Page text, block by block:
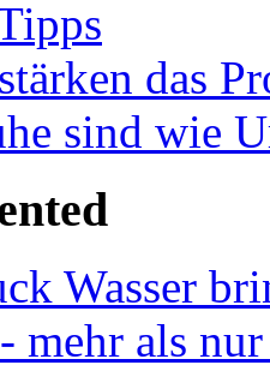
das
sind wie
Wasser
mehr als